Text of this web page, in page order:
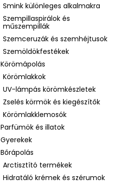
Smink különleges alkalmakra
Szempillaspirálok és
műszempillák
Szemceruzák és szemhéjtusok
Szemöldökfestékek
Körömápolás
Körömlakkok
UV-lámpás körömkészletek
Zselés körmök és kiegészítők
Körömlakklemosók
Parfümök és illatok
Gyerekek
Bőrápolás
Arctisztító termékek
Hidratáló krémek és szérumok